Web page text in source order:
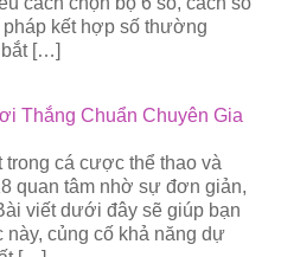
kết hợp số thường
[…]
Thắng Chuẩn Chuyên Gia
trong cá cược thể thao và
quan tâm nhờ sự đơn giản,
viết dưới đây sẽ giúp bạn
củng cố khả năng dự